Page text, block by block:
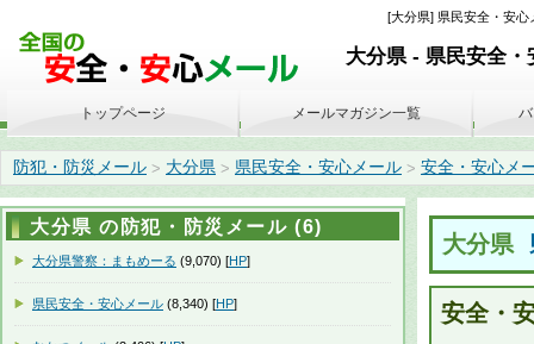
[大分県] 県民安全・安
大分県 - 県民安全・
防犯・防災メール > 大分県 > 県民安全・安心メール > 安全・安心メ
大分県
安全・
トップページ メールマガジン一覧
大分県 の防犯・防災メール (6)
大分県警察：まもめーる (9,070) [HP]
県民安全・安心メール (8,340) [HP]